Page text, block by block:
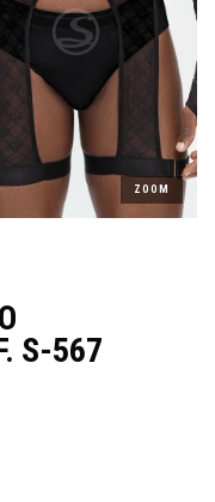
ZOOM
S-567